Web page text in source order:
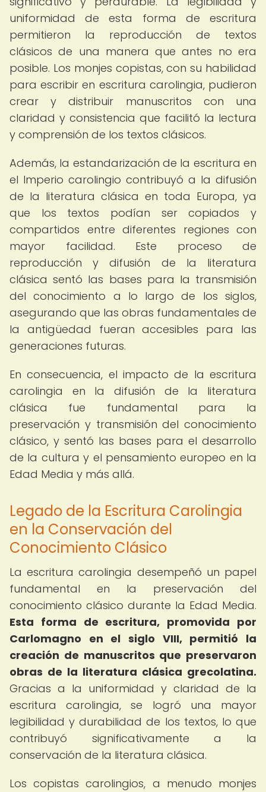
uniformidad de esta forma de escritura
permitieron la reproducción de textos
clásicos de una manera que antes no era
posible. Los monjes copistas, con su habilidad
para escribir en escritura carolingia, pudieron
crear y distribuir manuscritos con una
claridad y consistencia que facilitó la lectura
y comprensión de los textos clásicos.
Además, la estandarización de la escritura en
el Imperio carolingio contribuyó a la difusión
de la literatura clásica en toda Europa, ya
que los textos podían ser copiados y
compartidos entre diferentes regiones con
mayor facilidad. Este proceso de
reproducción y difusión de la literatura
clásica sentó las bases para la transmisión
del conocimiento a lo largo de los siglos,
asegurando que las obras fundamentales de
la antigüedad fueran accesibles para las
generaciones futuras.
En consecuencia, el impacto de la escritura
carolingia en la difusión de la literatura
clásica fue fundamental para la
preservación y transmisión del conocimiento
clásico, y sentó las bases para el desarrollo
de la cultura y el pensamiento europeo en la
Edad Media y más allá.
Legado de la Escritura Carolingia
en la Conservación del
Conocimiento Clásico
La escritura carolingia desempeñó un papel
fundamental en la preservación del
conocimiento clásico durante la Edad Media.
Esta forma de escritura, promovida por
Carlomagno en el siglo VIII, permitió la
creación de manuscritos que preservaron
obras de la literatura clásica grecolatina.
Gracias a la uniformidad y claridad de la
escritura carolingia, se logró una mayor
legibilidad y durabilidad de los textos, lo que
contribuyó significativamente a la
conservación de la literatura clásica.
Los copistas carolingios, a menudo monjes